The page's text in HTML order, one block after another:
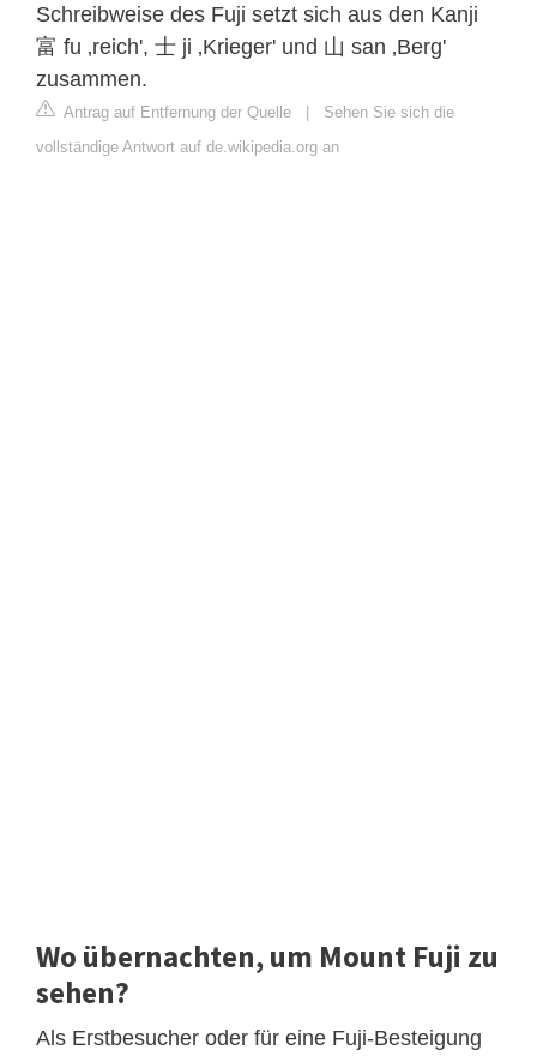
Schreibweise des Fuji setzt sich aus den Kanji
富 fu ‚reich', 士 ji ‚Krieger' und 山 san ‚Berg'
zusammen.
Antrag auf Entfernung der Quelle | Sehen Sie sich die
vollständige Antwort auf de.wikipedia.org an
Wo übernachten, um Mount Fuji zu
sehen?
Als Erstbesucher oder für eine Fuji-Besteigung